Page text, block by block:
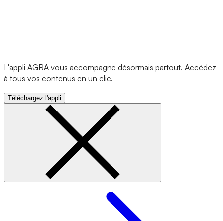
L'appli AGRA vous accompagne désormais partout. Accédez
à tous vos contenus en un clic.
Téléchargez l'appli